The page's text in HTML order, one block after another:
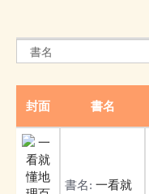
封面 書名
書名: 一看就